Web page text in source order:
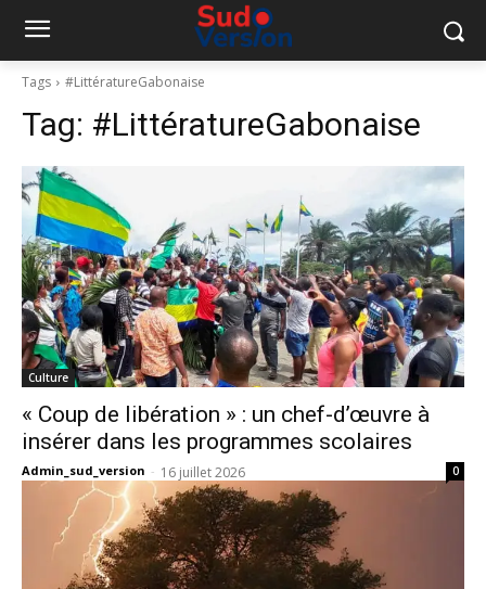
Tags #LittératureGabonaise
Tag: #LittératureGabonaise
Culture
« Coup de libération » : un chef-d’œuvre à
insérer dans les programmes scolaires
Admin_sud_version - 16 juillet 2026 0